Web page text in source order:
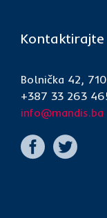
Bolnička 42,
+387 33 263
info@mandis.ba